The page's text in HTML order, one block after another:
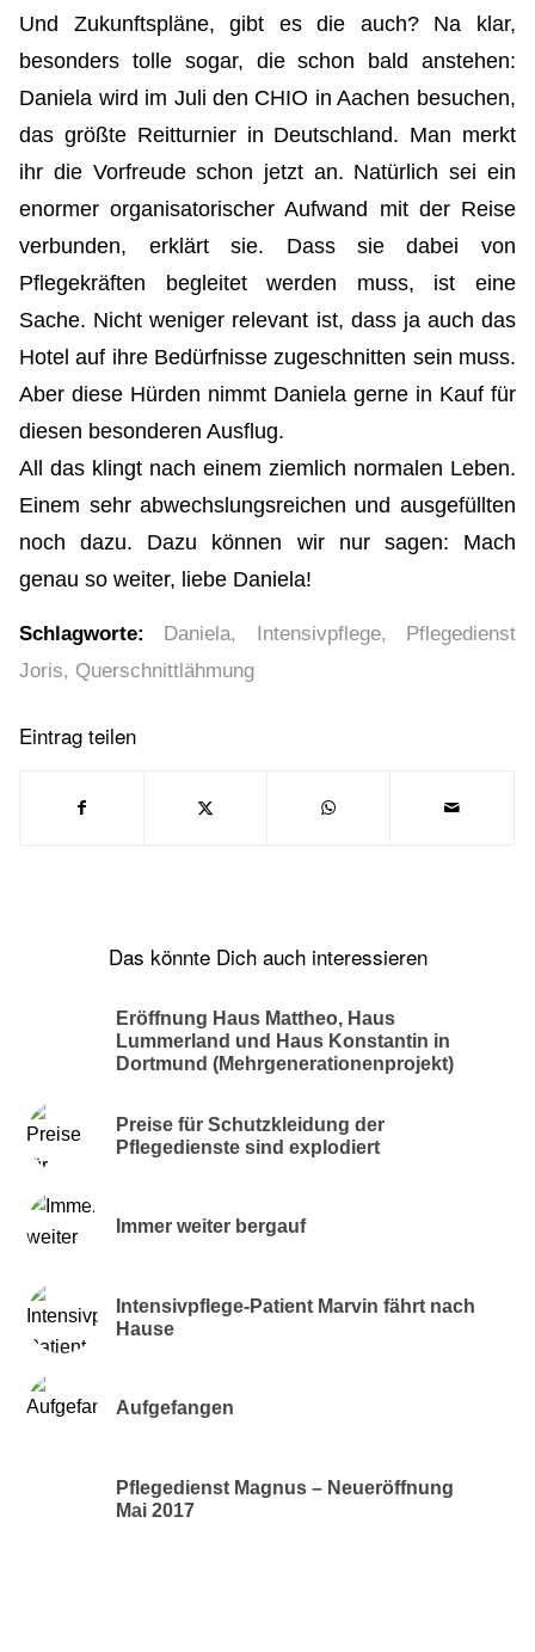
Und Zukunftspläne, gibt es die auch? Na klar,
besonders tolle sogar, die schon bald anstehen:
Daniela wird im Juli den CHIO in Aachen besuchen,
das größte Reitturnier in Deutschland. Man merkt
ihr die Vorfreude schon jetzt an. Natürlich sei ein
enormer organisatorischer Aufwand mit der Reise
verbunden, erklärt sie. Dass sie dabei von
Pflegekräften begleitet werden muss, ist eine
Sache. Nicht weniger relevant ist, dass ja auch das
Hotel auf ihre Bedürfnisse zugeschnitten sein muss.
Aber diese Hürden nimmt Daniela gerne in Kauf für
diesen besonderen Ausflug.
All das klingt nach einem ziemlich normalen Leben.
Einem sehr abwechslungsreichen und ausgefüllten
noch dazu. Dazu können wir nur sagen: Mach
genau so weiter, liebe Daniela!
Schlagworte: Daniela, Intensivpflege,
Pflegedienst
Joris, Querschnittlähmung
Eintrag teilen
Das könnte Dich auch interessieren
Eröffnung Haus Mattheo, Haus
Lummerland und Haus Konstantin in
Dortmund (Mehrgenerationenprojekt)
Preise für Schutzkleidung der
Pflegedienste sind explodiert
Immer weiter bergauf
Intensivpflege-Patient Marvin fährt nach
Hause
Aufgefangen
Pflegedienst Magnus – Neueröffnung
Mai 2017